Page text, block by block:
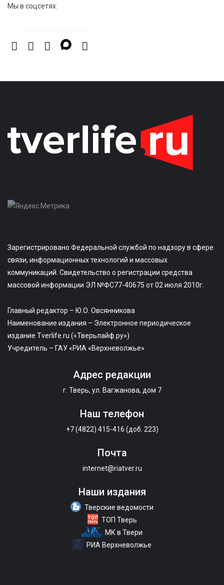
Мы в соцсетях:
Зарегистрировано Федеральной службой по надзору в сфере
связи, информационных технологий и массовых
коммуникаций. Свидетельство о регистрации средства
массовой информации ЭЛ №ФС77-40675 от 02 июля 2010г.
Главный редактор – Ю.О. Овсянникова
Наименование издания – Электронное периодическое
издание Tverlife.ru («Тверьлайф.ру»)
Учредитель – ГАУ «РИА «Верхневолжье»
Адрес редакции
г. Тверь, ул. Вагжанова, дом 7
Наш телефон
+7 (4822) 415-416 (доб. 223)
Почта
internet@riatver.ru
Наши издания
Тверские ведомости
ТОП Тверь
МК в Твери
РИА Верхневолжье